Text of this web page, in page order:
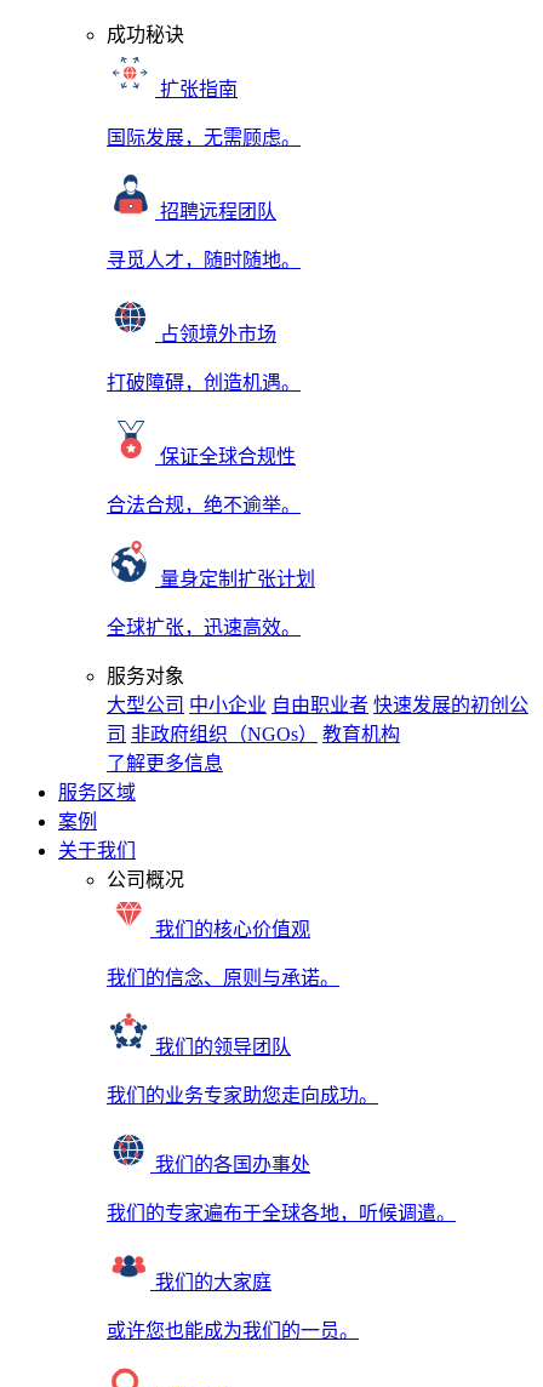
成功秘诀
扩张指南
国际发展，无需顾虑。
招聘远程团队
寻觅人才，随时随地。
占领境外市场
打破障碍，创造机遇。
保证全球合规性
合法合规，绝不逾举。
量身定制扩张计划
全球扩张，迅速高效。
服务对象
大型公司 中小企业 自由职业者 快速发展的初创公
司 非政府组织（NGOs）
教育机构
了解更多信息
服务区域
案例
关于我们
公司概况
我们的核心价值观
我们的信念、原则与承诺。
我们的领导团队
我们的业务专家助您走向成功。
我们的各国办事处
我们的专家遍布于全球各地，听候调遣。
我们的大家庭
或许您也能成为我们的一员。